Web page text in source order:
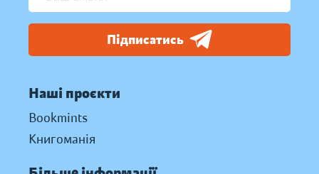
Підписатись
Наші проєкти
Bookmints
Книгоманія